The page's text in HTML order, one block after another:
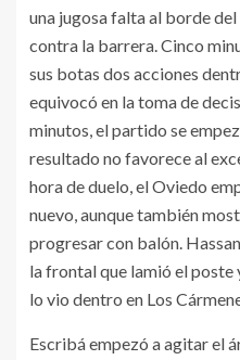
una jugosa falta al borde
contra la barrera. Cinco
sus botas dos acciones
equivocó en la toma de
minutos, el partido se
resultado no favorece al
hora de duelo, el Oviedo
nuevo, aunque también
progresar con balón.
la frontal que lamió el poste
lo vio dentro en Los
Escribá empezó a agitar el